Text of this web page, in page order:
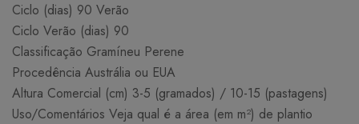
Ciclo (dias) 90 Verão
Ciclo Verão (dias) 90
Classificação Gramíneu Perene
Procedência Austrália ou EUA
Altura Comercial (cm) 3-5 (gramados) / 10-15 (pastagens)
Uso/Comentários Veja qual é a área (em m²) de plantio